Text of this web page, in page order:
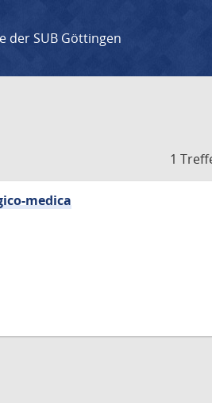
der SUB Göttingen
1
medica